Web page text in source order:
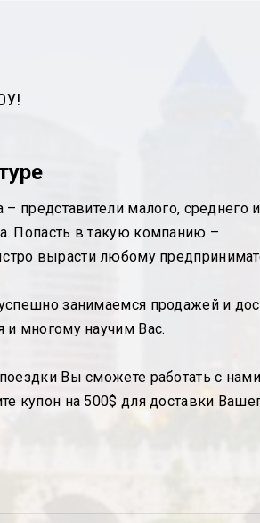
– представители малого, среднего и
Попасть в такую компанию –
вырасти любому
занимаемся продажей и
и многому научим Вас.
Вы сможете работать с
купон на 500$ для доставки